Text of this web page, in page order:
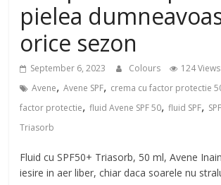
pielea
orice sezon
September 6, 2023 Colours 124 Views
Avene,Avene SPF, crema cu factor protectie
factor protectie,fluid Avene SPF 50,fluid SPF, SPF
Triasorb
Fluid cu SPF50+ Triasorb, 50 ml, Avene
iesire in aer liber, chiar daca soarele nu